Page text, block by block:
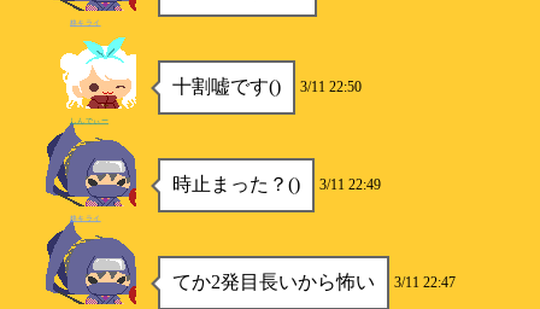
柊キライ
十割嘘です() 3/11 22:50
しんでぃー
時止まった？() 3/11 22:49
柊キライ
てか2発目長いから怖い 3/11 22:47